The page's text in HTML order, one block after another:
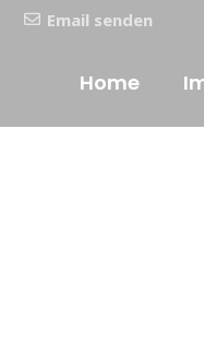
Email senden
Home